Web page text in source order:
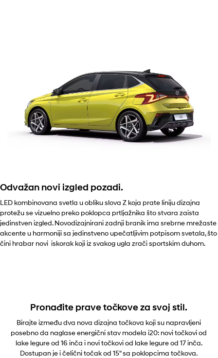
Odvažan novi izgled pozadi.
LED kombinovana svetla u obliku slova Z koja prate liniju dizajna
protežu se vizuelno preko poklopca prtljažnika što stvara zaista
jedinstven izgled. Novodizajnirani zadnji branik ima srebrne mrežaste
akcente u harmoniji sa jedinstveno upečatljivim potpisom svetala, što
čini hrabar novi iskorak koji iz svakog ugla zrači sportskim duhom.
Pronađite prave točkove za svoj stil.
Birajte između dva nova dizajna točkova koji su napravljeni
posebno da naglase energični stav modela i20: novi točkovi od
lake legure od 16 inča i novi točkovi od lake legure od 17 inča.
Dostupan je i čelični točak od 15" sa poklopcima točkova.